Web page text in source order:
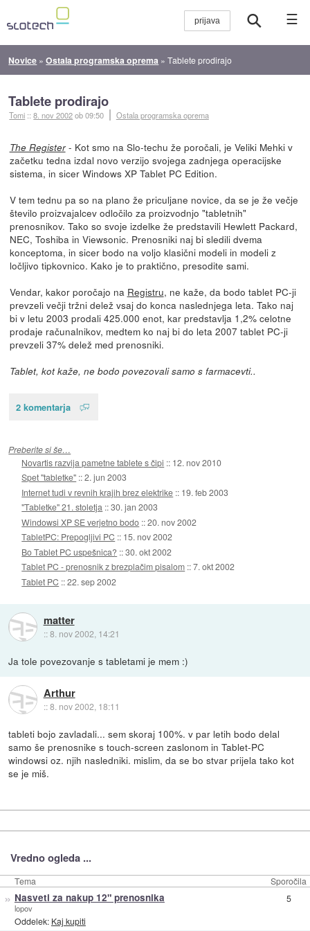
☰
Novice »Ostala programska oprema »Tablete prodirajo
Tablete prodirajo
Tomi ::8. nov 2002ob 09:50 Ostala programska oprema
The Register- Kot smo na Slo-techu že poročali, je Veliki Mehki v
začetku tedna izdal novo verzijo svojega zadnjega operacijske
sistema, in sicer Windows XP Tablet PC Edition.
V tem tednu pa so na plano že priculjane novice, da se je že večje
število proizvajalcev odločilo za proizvodnjo "tabletnih"
prenosnikov. Tako so svoje izdelke že predstavili Hewlett Packard,
NEC, Toshiba in Viewsonic. Prenosniki naj bi sledili dvema
konceptoma, in sicer bodo na voljo klasični modeli in modeli z
ločljivo tipkovnico. Kako je to praktično, presodite sami.
Vendar, kakor poročajo na Registru, ne kaže, da bodo tablet PC-ji
prevzeli večji tržni delež vsaj do konca naslednjega leta. Tako naj
bi v letu 2003 prodali 425.000 enot, kar predstavlja 1,2% celotne
prodaje računalnikov, medtem ko naj bi do leta 2007 tablet PC-ji
prevzeli 37% delež med prenosniki.
Tablet, kot kaže, ne bodo povezovali samo s farmacevti..
2 komentarja
Preberite si še…
Novartis razvija pametne tablete s čipi :: 12. nov 2010
Spet "tabletke" ::2. jun 2003
Internet tudi v revnih krajih brez elektrike :: 19. feb 2003
"Tabletke" 21. stoletja ::30. jan 2003
Windowsi XP SE verjetno bodo ::20. nov 2002
TabletPC: Prepogljivi PC :: 15. nov 2002
Bo Tablet PC uspešnica? ::30. okt 2002
Tablet PC - prenosnik z brezplačim pisalom ::7. okt 2002
Tablet PC ::22. sep 2002
matter
::8. nov 2002, 14:21
Ja tole povezovanje s tabletami je mem :)
Arthur
::8. nov 2002, 18:11
tableti bojo zavladali... sem skoraj 100%. v par letih bodo delal
samo še prenosnike s touch-screen zaslonom in Tablet-PC
windowsi oz. njih nasledniki. mislim, da se bo stvar prijela tako kot
se je miš.
Vredno ogleda ...
Tema Sporočila
» Nasveti za nakup 12" prenosnika
lopov
Oddelek: Kaj kupiti
5